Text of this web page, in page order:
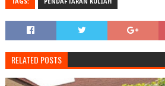
TAGS: PENDAFTARAN KULIAH
RELATED POSTS